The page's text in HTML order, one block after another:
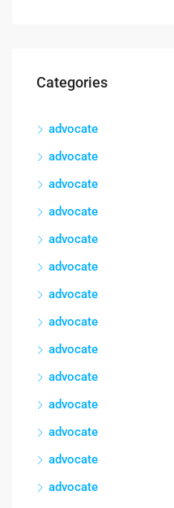
Categories
advocate
advocate
advocate
advocate
advocate
advocate
advocate
advocate
advocate
advocate
advocate
advocate
advocate
advocate